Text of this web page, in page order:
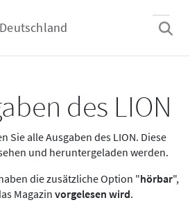
des LION
Sie alle Ausgaben des LION. Diese
und heruntergeladen werden.
die zusätzliche Option "hörbar",
Magazin vorgelesen wird.